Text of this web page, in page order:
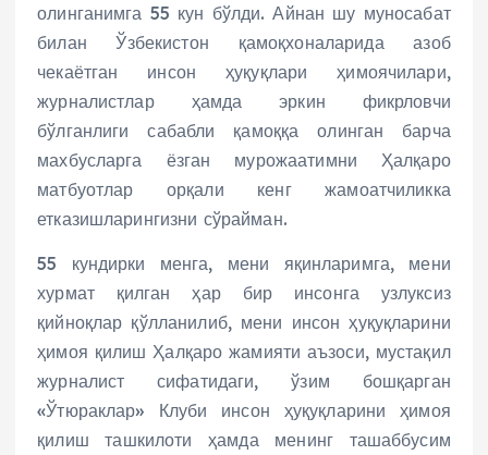
олинганимга 55 кун бўлди. Айнан шу муносабат
билан Ўзбекистон қамоқхоналарида азоб
чекаётган инсон ҳуқуқлари ҳимоячилари,
журналистлар ҳамда эркин фикрловчи
бўлганлиги сабабли қамоққа олинган барча
махбусларга ёзган мурожаатимни Ҳалқаро
матбуотлар орқали кенг жамоатчиликка
етказишларингизни сўрайман.
55 кундирки менга, мени яқинларимга, мени
хурмат қилган ҳар бир инсонга узлуксиз
қийноқлар қўлланилиб, мени инсон ҳуқуқларини
ҳимоя қилиш Ҳалқаро жамияти аъзоси, мустақил
журналист сифатидаги, ўзим бошқарган
«Ўтюраклар» Клуби инсон ҳуқуқларини ҳимоя
қилиш ташкилоти ҳамда менинг ташаббусим